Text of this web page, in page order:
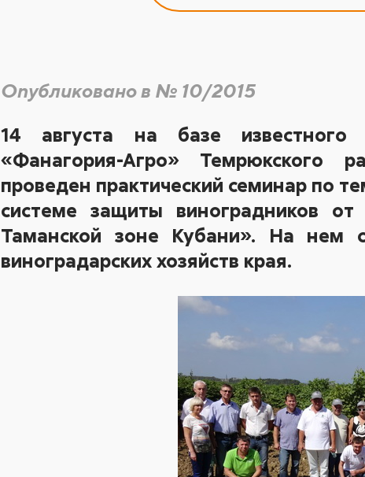
Опубликовано в № 10/2015
14 августа на базе известного
«Фанагория-Агро» Темрюкского
проведен практический семинар по
системе защиты виноградников
Таманской зоне Кубани». На нем
виноградарских хозяйств края.